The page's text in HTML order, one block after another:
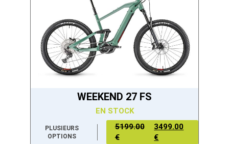
WEEKEND 27 FS
EN STOCK
PLUSIEURS
OPTIONS
5199.00
€
3499.00
€